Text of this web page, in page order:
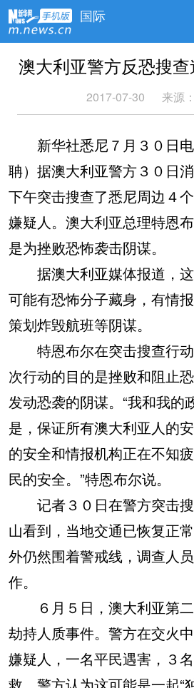
国际
澳大利亚警方反恐搜
2017-07-30 来源：
新华社悉尼７月３０日
聃）据澳大利亚警方３０日
下午突击搜查了悉尼周边４
嫌疑人。澳大利亚总理特恩
是为挫败恐怖袭击阴谋。
据澳大利亚媒体报道，这
可能有恐怖分子藏身，有情
策划炸毁航班等阴谋。
特恩布尔在突击搜查行动
次行动的目的是挫败和阻止
发动恐袭的阴谋。“我和我的
是，保证所有澳大利亚人的
的安全和情报机构正在不知
民的安全。”特恩布尔说。
记者３０日在警方突击搜
山看到，当地交通已恢复正
外仍然围着警戒线，调查人
作。
６月５日，澳大利亚第二
劫持人质事件。警方在交火
嫌疑人，一名平民遇害，３